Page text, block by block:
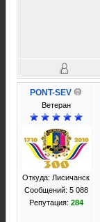
PONT-SEV
Ветеран
Откуда: Лисичанск
Сообщений: 5 088
Репутация: 284